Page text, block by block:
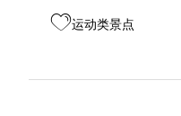
运动类景点